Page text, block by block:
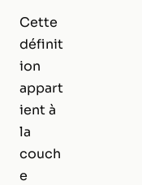
Cette
définit
ion
appart
ient à
la
couch
e